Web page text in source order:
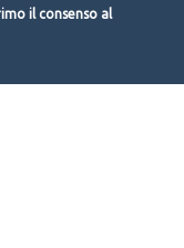
il consenso al